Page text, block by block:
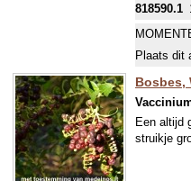
818590.1
Plaats dit
Bosbes,
Een altijd
struikje